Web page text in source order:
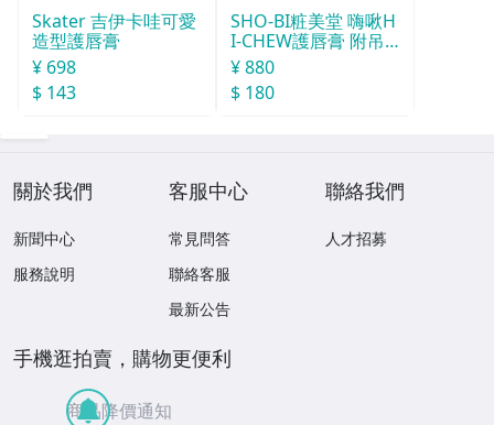
Skater 吉伊卡哇可愛
造型護唇膏
¥ 698
$ 143
SHO-BI粧美堂 嗨啾H
I-CHEW護唇膏 附吊
飾(款式隨機)
¥ 880
$ 180
關於我們
新聞中心
服務說明
客服中心
常見問答
聯絡客服
最新公告
聯絡我們
人才招募
手機逛拍賣，購物更便利
商品降價通知